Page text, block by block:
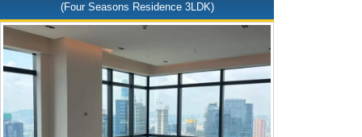
(Four Seasons Residence 3LDK)